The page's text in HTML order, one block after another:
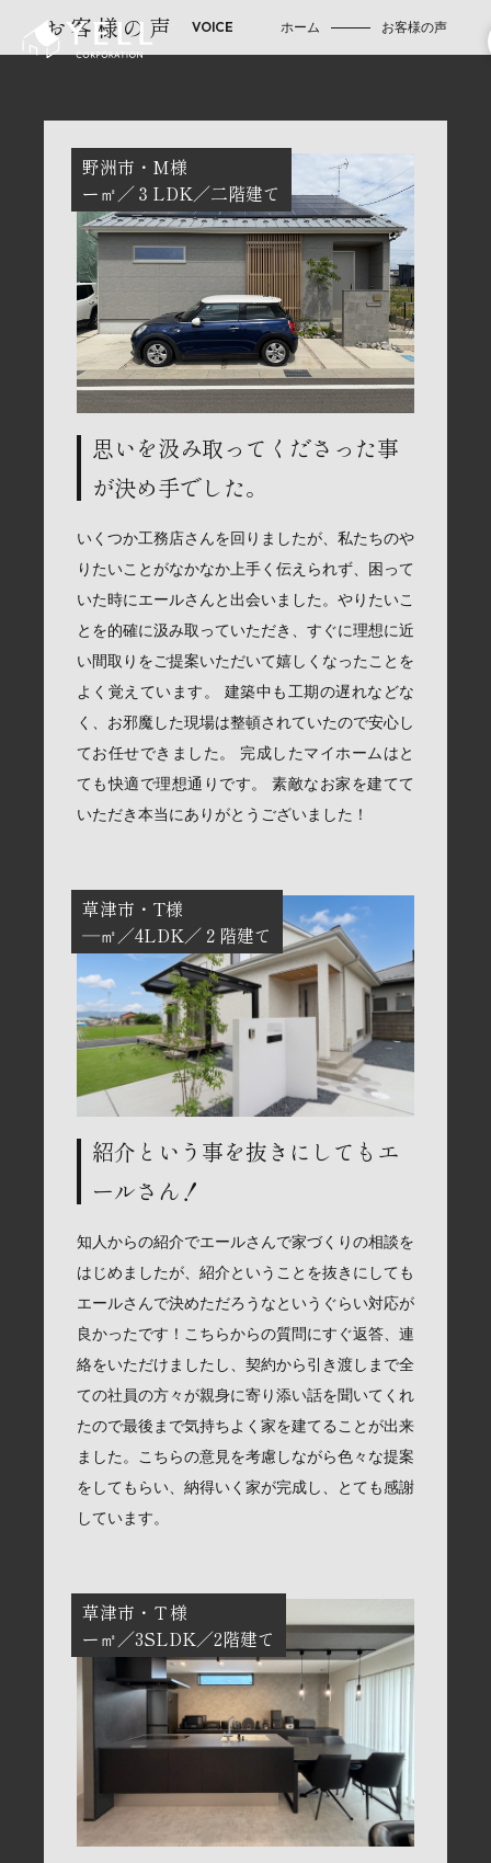
お客様の声 ホーム お客様の声
野洲市
M様
ー㎡
３LDK 二階建て
思いを汲み取ってくださった事
が決め手でした。
いくつか工務店さんを回りましたが、私たちのや
りたいことがなかなか上手く伝えられず、困って
いた時にエールさんと出会いました。やりたいこ
とを的確に汲み取っていただき、すぐに理想に近
い間取りをご提案いただいて嬉しくなったことを
よく覚えています。 建築中も工期の遅れなどな
く、お邪魔した現場は整頓されていたので安心し
てお任せできました。 完成したマイホームはと
ても快適で理想通りです。 素敵なお家を建てて
いただき本当にありがとうございました！
草津市
T様
―㎡
4LDK ２階建て
紹介という事を抜きにしてもエ
ールさん！
知人からの紹介でエールさんで家づくりの相談を
はじめましたが、紹介ということを抜きにしても
エールさんで決めただろうなというぐらい対応が
良かったです！こちらからの質問にすぐ返答、連
絡をいただけましたし、契約から引き渡しまで全
ての社員の方々が親身に寄り添い話を聞いてくれ
たので最後まで気持ちよく家を建てることが出来
ました。こちらの意見を考慮しながら色々な提案
をしてもらい、納得いく家が完成し、とても感謝
しています。
草津市
Ｔ様
ー㎡
3SLDK 2階建て